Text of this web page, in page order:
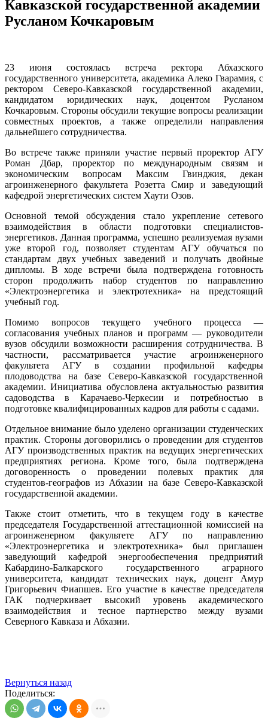
Кавказской государственной академии
Русланом Кочкаровым
23 июня состоялась встреча ректора Абхазского
государственного университета, академика Алеко Гварамия, с
ректором Северо-Кавказской государственной академии,
кандидатом юридических наук, доцентом Русланом
Кочкаровым. Стороны обсудили текущие вопросы реализации
совместных проектов, а также определили направления
дальнейшего сотрудничества.
​Во встрече также приняли участие первый проректор АГУ
Роман Дбар, проректор по международным связям и
экономическим вопросам Максим Гвинджия, декан
агроинженерного факультета Розетта Смир и заведующий
кафедрой энергетических систем Хаути Озов.
​Основной темой обсуждения стало укрепление сетевого
взаимодействия в области подготовки специалистов-
энергетиков. Данная программа, успешно реализуемая вузами
уже второй год, позволяет студентам АГУ обучаться по
стандартам двух учебных заведений и получать двойные
дипломы. В ходе встречи была подтверждена готовность
сторон продолжить набор студентов по направлению
«Электроэнергетика и электротехника» на предстоящий
учебный год.
​Помимо вопросов текущего учебного процесса —
согласования учебных планов и программ — руководители
вузов обсудили возможности расширения сотрудничества. В
частности, рассматривается участие агроинженерного
факультета АГУ в создании профильной кафедры
плодоводства на базе Северо-Кавказской государственной
академии. Инициатива обусловлена актуальностью развития
садоводства в Карачаево-Черкесии и потребностью в
подготовке квалифицированных кадров для работы с садами.
​Отдельное внимание было уделено организации студенческих
практик. Стороны договорились о проведении для студентов
АГУ производственных практик на ведущих энергетических
предприятиях региона. Кроме того, была подтверждена
договоренность о проведении полевых практик для
студентов-географов из Абхазии на базе Северо-Кавказской
государственной академии.
​Также стоит отметить, что в текущем году в качестве
председателя Государственной аттестационной комиссией на
агроинженерном факультете АГУ по направлению
«Электроэнергетика и электротехника» был приглашен
заведующий кафедрой энергообеспечения предприятий
Кабардино-Балкарского государственного аграрного
университета, кандидат технических наук, доцент Амур
Григорьевич Фиапшев. Его участие в качестве председателя
ГАК подчеркивает высокий уровень академического
взаимодействия и тесное партнерство между вузами
Северного Кавказа и Абхазии.
Вернуться назад
Поделиться: